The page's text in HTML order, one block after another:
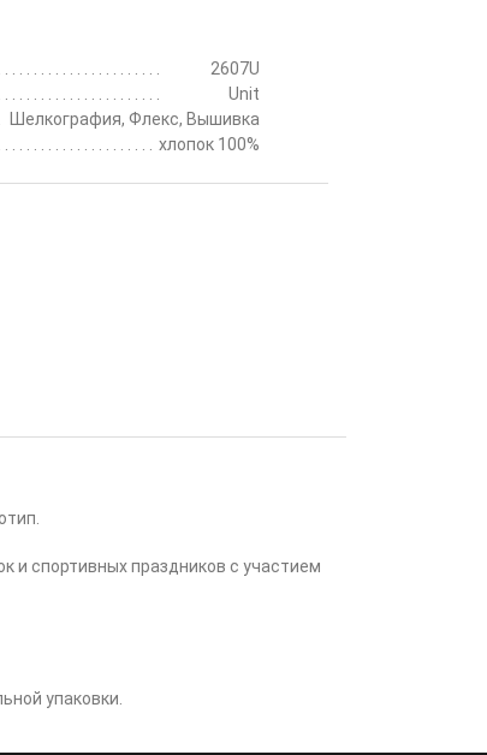
2607U
Unit
Шелкография, Флекс, Вышивка
хлопок 100%
и спортивных праздников с участием
упаковки.